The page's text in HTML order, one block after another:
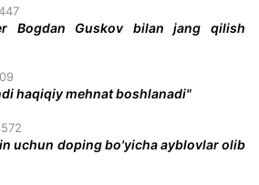
Bogdan Guskov bilan jang qilish
haqiqiy mehnat boshlanadi"
uchun doping bo'yicha ayblovlar olib